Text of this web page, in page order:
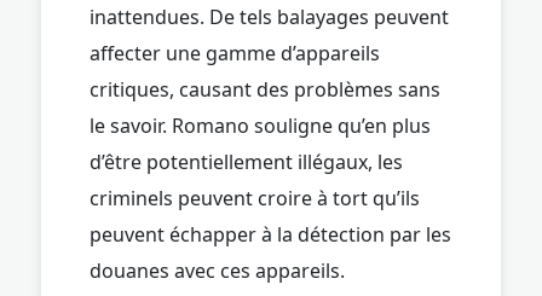
inattendues. De tels balayages peuvent
affecter une gamme d’appareils
critiques, causant des problèmes sans
le savoir. Romano souligne qu’en plus
d’être potentiellement illégaux, les
criminels peuvent croire à tort qu’ils
peuvent échapper à la détection par les
douanes avec ces appareils.